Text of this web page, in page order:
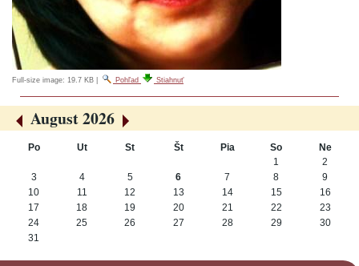
Full-size image: 19.7 KB Pohľad Stiahnuť
«
August 2026
»
Po Ut St Št Pia So
Ne
1
2
3
4 5 6 7 8
9
10
11 12 13 14 15
16
17
18 19 20 21 22
23
24
25 26 27 28 29
30
31